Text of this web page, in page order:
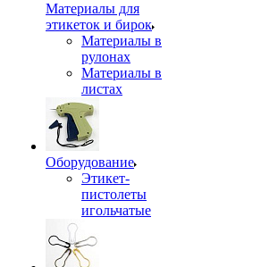
Материалы для
этикеток и бирок
Материалы в
рулонах
Материалы в
листах
Оборудование
Этикет-
пистолеты
игольчатые